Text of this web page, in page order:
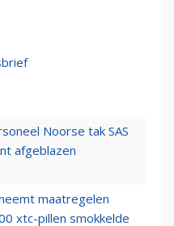
Noorse tak SAS
afgeblazen
maatregelen
xtc-pillen smokkelde